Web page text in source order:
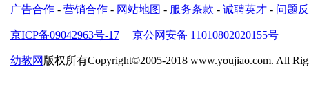
广告合作 - 营销合作 - 网站地图 - 服务条款 - 诚聘英才 - 问题
京ICP备09042963号-17 京公网安备 11010802020155号
幼教网 版权所有Copyright©2005-2018 www.youjiao.com. All